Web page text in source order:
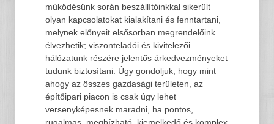
működésünk során beszállítóinkkal sikerült
olyan kapcsolatokat kialakítani és fenntartani,
melynek előnyeit elsősorban megrendelőink
élvezhetik; viszonteladói és kivitelezői
hálózatunk részére jelentős árkedvezményeket
tudunk biztosítani. Úgy gondoljuk, hogy mint
ahogy az összes gazdasági területen, az
építőipari piacon is csak úgy lehet
versenyképesnek maradni, ha pontos,